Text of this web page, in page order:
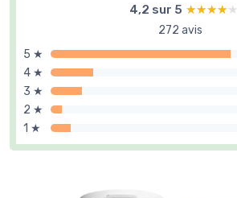
4,2 sur 5 ★★★★★
★★★★★
272 avis
5 ★
4 ★
3 ★
2 ★
1 ★